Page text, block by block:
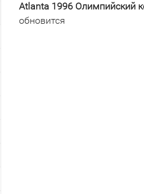
Atlanta 1996 Олимпийский
обновится